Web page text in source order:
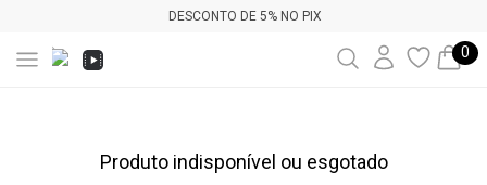
DESCONTO DE 5% NO PIX
0
Produto indisponível ou esgotado